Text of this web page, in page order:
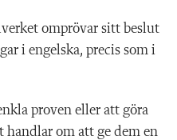
omprövar sitt beslut
i engelska, precis som i
proven eller att göra
handlar om att ge dem en